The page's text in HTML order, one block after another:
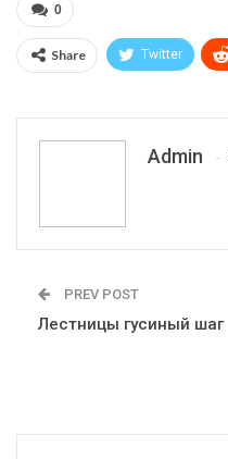
0
Share Twitter
Admin
PREV POST
Лестницы гусиный шаг